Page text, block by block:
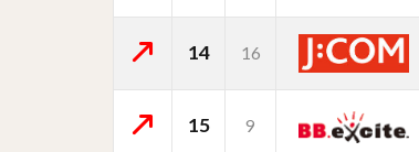
14 16
15 9